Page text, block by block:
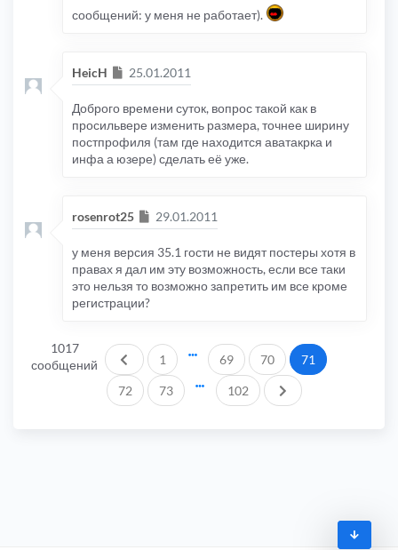
сообщений: у меня не работает).
HeicH Сообщение
25.01.2011
Доброго времени суток, вопрос такой как в
просильвере изменить размера, точнее ширину
постпрофиля (там где находится аватакрка и
инфа а юзере) сделать её уже.
rosenrot25 Сообщение
29.01.2011
у меня версия 35.1 гости не видят постеры хотя в
правах я дал им эту возможность, если все таки
это нельзя то возможно запретить им все кроме
регистрации?
1017
сообщений
Пред.1 69 70 71
72 73 102 След.